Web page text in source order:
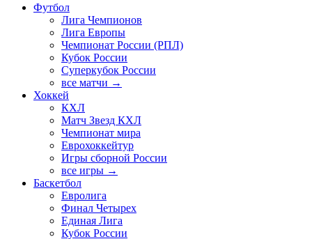
Футбол
Лига Чемпионов
Лига Европы
Чемпионат России (РПЛ)
Кубок России
Суперкубок России
все матчи →
Хоккей
КХЛ
Матч Звезд КХЛ
Чемпионат мира
Еврохоккейтур
Игры сборной России
все игры →
Баскетбол
Евролига
Финал Четырех
Единая Лига
Кубок России